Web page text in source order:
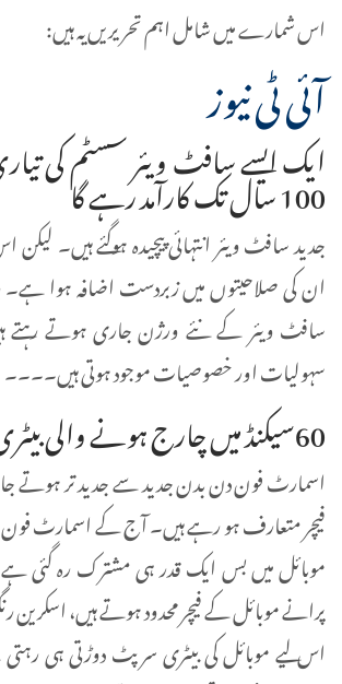
اس شمارے میں شامل اہم تحریریں یہ ہیں:
آئی ٹی نیوز
ایک ایسے سافٹ ویئر سسٹم کی
100 سال تک کارآمد رہے گا
جدید سافٹ ویئر انتہائی پیچیدہ ہوگئے ہیں۔
ان کی صلاحیتوں میں زبردست اضافہ ہوا ہے۔
سافٹ ویئر کے نئے ورژن جاری ہوتے رہتے
سہولیات اور خصوصیات موجود ہوتی ہیں۔۔۔۔
60سیکنڈ میں چارج ہونے والی بیٹری
اسمارٹ فون دن بدن جدید سے جدید تر ہوتے
موبائل میں بس ایک قدر ہی مشترک رہ گئی
پرانے موبائل کے فیچر محدود ہوتے ہیں، اسکرین
اس لیے موبائل کی بیٹری سرپٹ دوڑتی ہی